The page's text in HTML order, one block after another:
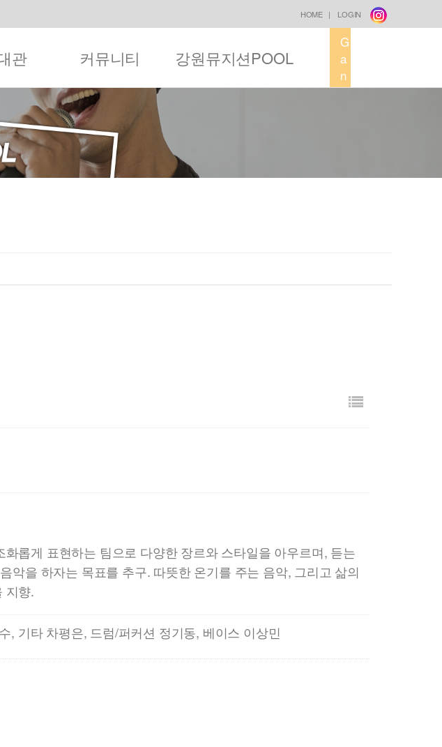
HOME | LOGIN
관 커뮤니티 강원뮤지션POOL
G
a
n
g
u
롭게 표현하는 팀으로 다양한 장르와 스타일을 아우르며, 듣는
악을 하자는 목표를 추구. 따뜻한 온기를 주는 음악, 그리고 삶의
지향.
, 기타 차평은, 드럼/퍼커션 정기동, 베이스 이상민